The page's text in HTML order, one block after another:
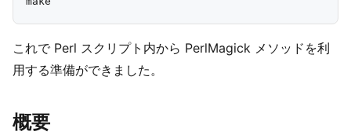
これで Perl スクリプト内から PerlMagick メソッドを利
用する準備ができました。
概要